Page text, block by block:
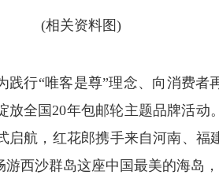
(相关资料图)
践行“唯客是尊”理念、向消费
全国20年包邮轮主题品牌活动
启航，红花郎携手来自河南、福
西沙群岛这座中国最美的海岛